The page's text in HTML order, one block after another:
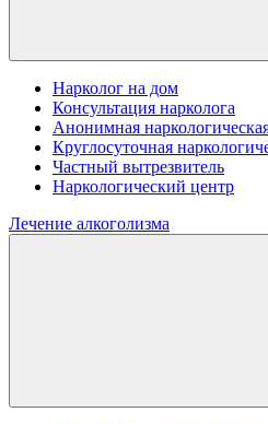
Нарколог на дом
Консультация нарколога
Анонимная
Круглосуточная
Частный вытрезвитель
Наркологический центр
Лечение алкоголизма